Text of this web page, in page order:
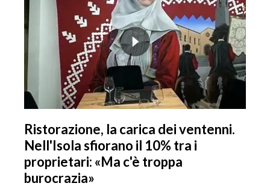
Ristorazione, la carica dei ventenni.
Nell'Isola sfiorano il 10% tra i
proprietari: «Ma c'è troppa
burocrazia»